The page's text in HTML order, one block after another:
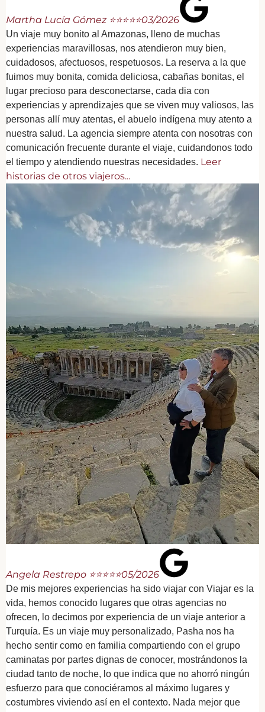
Martha Lucía Gómez ⭐⭐⭐⭐⭐03/2026
Un viaje muy bonito al Amazonas, lleno de muchas
experiencias maravillosas, nos atendieron muy bien,
cuidadosos, afectuosos, respetuosos. La reserva a la que
fuimos muy bonita, comida deliciosa, cabañas bonitas, el
lugar precioso para desconectarse, cada dia con
experiencias y aprendizajes que se viven muy valiosos, las
personas allí muy atentas, el abuelo indígena muy atento a
nuestra salud. La agencia siempre atenta con nosotras con
comunicación frecuente durante el viaje, cuidandonos todo
el tiempo y atendiendo nuestras necesidades. Leer
historias de otros viajeros...
Angela Restrepo ⭐⭐⭐⭐⭐05/2026
De mis mejores experiencias ha sido viajar con Viajar es la
vida, hemos conocido lugares que otras agencias no
ofrecen, lo decimos por experiencia de un viaje anterior a
Turquía. Es un viaje muy personalizado, Pasha nos ha
hecho sentir como en familia compartiendo con el grupo
caminatas por partes dignas de conocer, mostrándonos la
ciudad tanto de noche, lo que indica que no ahorró ningún
esfuerzo para que conociéramos al máximo lugares y
costumbres viviendo así en el contexto. Nada mejor que